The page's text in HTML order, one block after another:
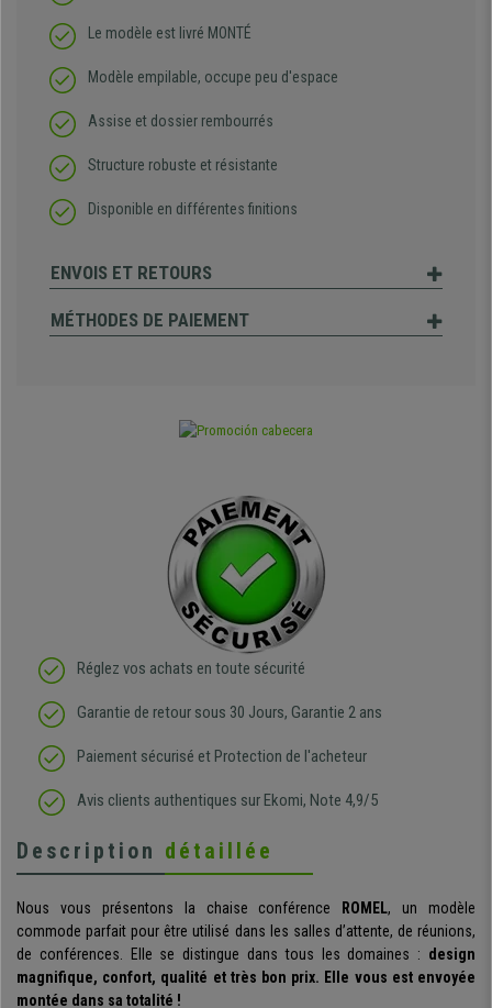
Le modèle est livré MONTÉ
Modèle empilable, occupe peu d'espace
Assise et dossier rembourrés
Structure robuste et résistante
Disponible en différentes finitions
ENVOIS ET RETOURS
MÉTHODES DE PAIEMENT
Réglez vos achats en toute sécurité
Garantie de retour sous 30 Jours, Garantie 2 ans
Paiement sécurisé et Protection de l'acheteur
Avis clients authentiques sur Ekomi, Note 4,9/5
Description détaillée
Nous vous présentons la chaise conférence ROMEL, un modèle
commode parfait pour être utilisé dans les salles d’attente, de réunions,
de conférences. Elle se distingue dans tous les domaines : design
magnifique, confort, qualité et très bon prix. Elle vous est envoyée
montée dans sa totalité !